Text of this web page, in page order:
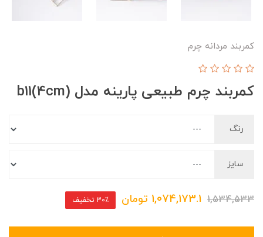
کمربند مردانه چرم
کمربند چرم طبیعی پارینه مدل b11(4cm)
رنگ
سایز
1,534,533
1,074,173.1 تومان 30٪ تخفیف